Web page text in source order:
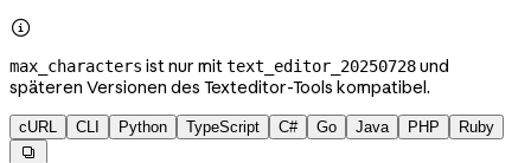

max_characters ist nur mit text_editor_20250728und
späteren Versionen des Texteditor-Tools kompatibel.
cURL CLI Python TypeScript C# Go Java PHP Ruby
